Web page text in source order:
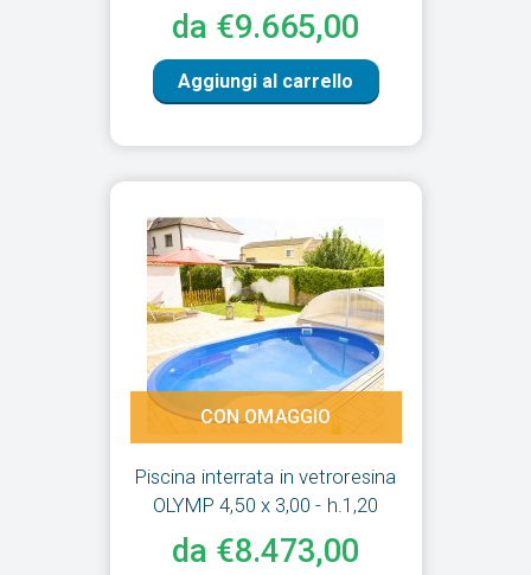
da €9.665,00
Aggiungi al carrello
Piscina interrata in vetroresina
OLYMP 4,50 x 3,00 - h.1,20
da €8.473,00
CON OMAGGIO